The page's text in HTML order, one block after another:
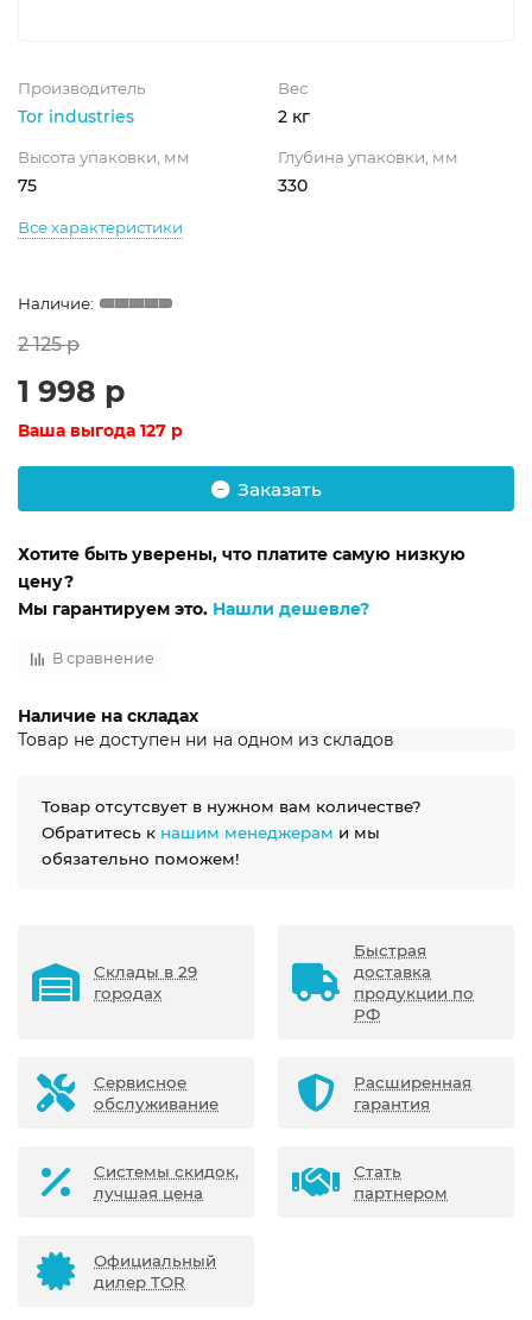
Производитель
Tor industries
Вес
2 кг
Высота упаковки, мм
75
Глубина упаковки, мм
330
Все характеристики
2 125 р
1 998 р
Ваша выгода 127 р
Заказать
Хотите быть уверены, что платите самую низкую
цену?
Мы гарантируем это. Нашли дешевле?
В сравнение
Наличие на складах
Товар не доступен ни на одном из складов
Товар отсутсвует в нужном вам количестве?
Обратитесь к нашим менеджерам и мы
обязательно поможем!
Склады в 29
городах
Быстрая
доставка
продукции по
РФ
Сервисное
обслуживание
Расширенная
гарантия
Системы скидок,
лучшая цена
Стать
партнером
Официальный
дилер TOR